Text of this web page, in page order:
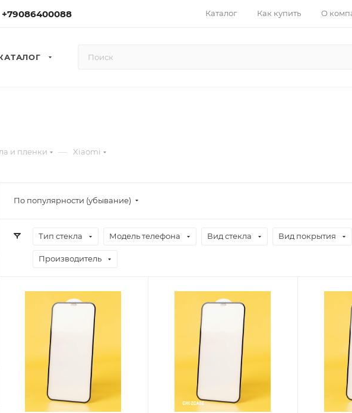
+79086400088 Каталог Как купить О
и пленки — Xiaomi
По популярности (убывание)
Тип стекла Модель телефона Вид стекла Вид покрытия
Производитель